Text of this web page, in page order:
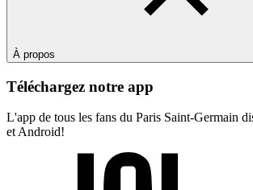
À propos
Téléchargez notre app
L'app de tous les fans du Paris Saint-Germain
et Android!